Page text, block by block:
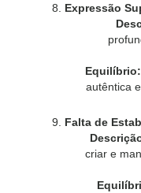
Expressão
Equilíbrio:
autêntica
Falta de
criar e